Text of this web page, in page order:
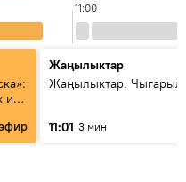
11:00
и
Жаңылыктар
Жаңылыктар.
11:01 3 мин